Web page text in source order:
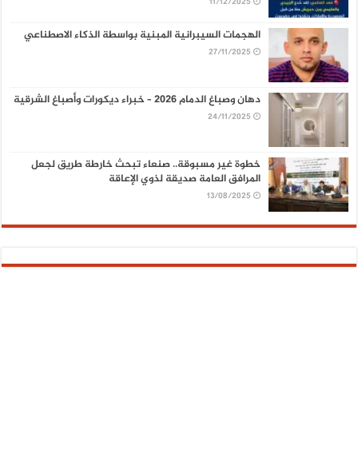
الهجمات السيبرانية المبنية بواسطة الذكاء الاصطناعي
27/11/2025
دهان وصباغ الدمام 2026 – خبراء ديكورات وأصباغ الشرقية
24/11/2025
خطوة غير مسبوقة.. صنعاء تبحث خارطة طريق لجعل
المرافق العامة صديقة لذوي الإعاقة
13/08/2025